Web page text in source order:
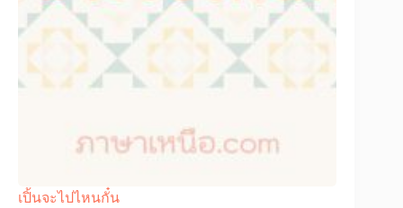
เปิ้นจะไปไหนกั๋น